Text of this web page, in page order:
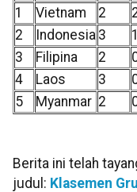
1
Vietnam 2
2
Indonesia 3 1
3
Filipina 2
4
Laos 3
5
Myanmar 2
Berita ini telah
judul: Klasemen